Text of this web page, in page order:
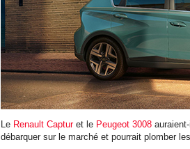
Le Renault Capturet le Peugeot 3008
débarquer sur le marché et pourrait plomber